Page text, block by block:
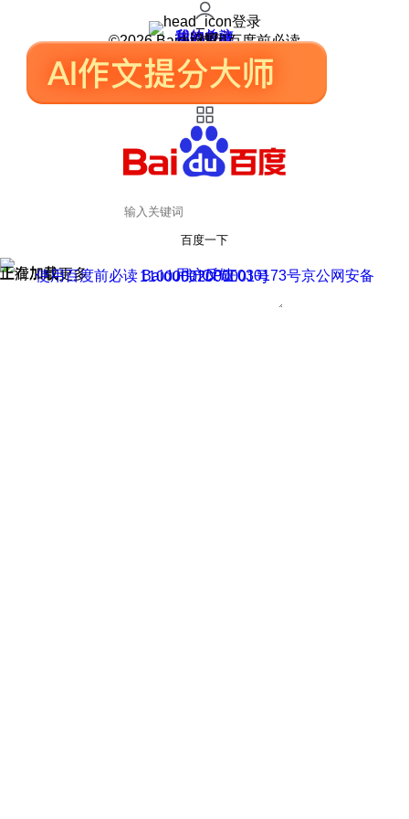
登录
我的关注
我的收藏
皮肤中心
用户反馈
设置
©2026 Baidu 使用百度前必读
百度一下
正在加载
上滑加载更多 用户反馈
使用百度前必读 Baidu 京ICP证030173号
京公网安备11000002000001号